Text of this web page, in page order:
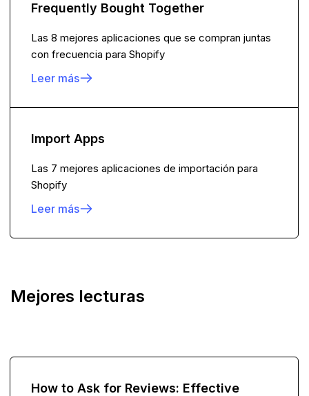
Frequently Bought Together
Las 8 mejores aplicaciones que se compran juntas
con frecuencia para Shopify
Leer más
Import Apps
Las 7 mejores aplicaciones de importación para
Shopify
Leer más
Mejores lecturas
How to Ask for Reviews: Effective